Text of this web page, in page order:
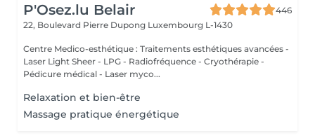
P'Osez.lu Belair
446
22, Boulevard Pierre Dupong Luxembourg L-1430
Centre Medico-esthétique : Traitements esthétiques avancées -
Laser Light Sheer - LPG - Radiofréquence - Cryothérapie -
Pédicure médical - Laser myco...
Relaxation et bien-être
Massage pratique énergétique